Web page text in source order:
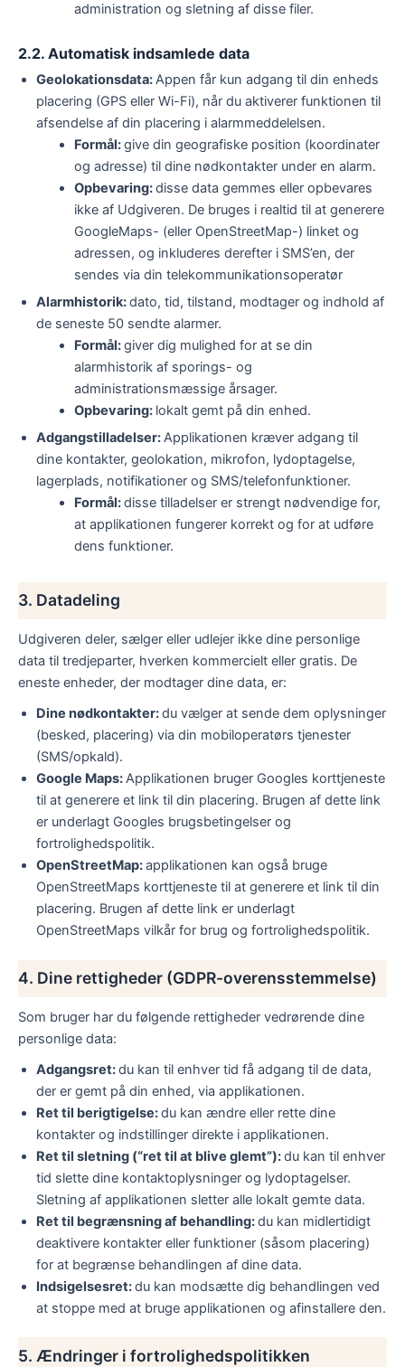
administration og sletning af disse filer.
2.2. Automatisk indsamlede data
Geolokationsdata:Appen får kun adgang til din enheds
placering (GPS eller Wi-Fi), når du aktiverer funktionen til
afsendelse af din placering i alarmmeddelelsen.
Formål:give din geografiske position (koordinater
og adresse) til dine nødkontakter under en alarm.
Opbevaring:disse data gemmes eller opbevares
ikke af Udgiveren. De bruges i realtid til at generere
GoogleMaps- (eller OpenStreetMap-) linket og
adressen, og inkluderes derefter i SMS’en, der
sendes via din telekommunikationsoperatør
Alarmhistorik:dato, tid, tilstand, modtager og indhold af
de seneste 50 sendte alarmer.
Formål:giver dig mulighed for at se din
alarmhistorik af sporings- og
administrationsmæssige årsager.
Opbevaring: lokalt gemt på din enhed.
Adgangstilladelser:Applikationen kræver adgang til
dine kontakter, geolokation, mikrofon, lydoptagelse,
lagerplads, notifikationer og SMS/telefonfunktioner.
Formål:disse tilladelser er strengt nødvendige for,
at applikationen fungerer korrekt og for at udføre
dens funktioner.
3. Datadeling
Udgiveren deler, sælger eller udlejer ikke dine personlige
data til tredjeparter, hverken kommercielt eller gratis. De
eneste enheder, der modtager dine data, er:
Dine nødkontakter:du vælger at sende dem oplysninger
(besked, placering) via din mobiloperatørs tjenester
(SMS/opkald).
Google Maps:Applikationen bruger Googles korttjeneste
til at generere et link til din placering. Brugen af dette link
er underlagt Googles brugsbetingelser og
fortrolighedspolitik.
OpenStreetMap:applikationen kan også bruge
OpenStreetMaps korttjeneste til at generere et link til din
placering. Brugen af dette link er underlagt
OpenStreetMaps vilkår for brug og fortrolighedspolitik.
4. Dine rettigheder (GDPR-overensstemmelse)
Som bruger har du følgende rettigheder vedrørende dine
personlige data:
Adgangsret:du kan til enhver tid få adgang til de data,
der er gemt på din enhed, via applikationen.
Ret til berigtigelse:du kan ændre eller rette dine
kontakter og indstillinger direkte i applikationen.
Ret til sletning (“ret til at blive glemt”):du kan til enhver
tid slette dine kontaktoplysninger og lydoptagelser.
Sletning af applikationen sletter alle lokalt gemte data.
Ret til begrænsning af behandling:du kan midlertidigt
deaktivere kontakter eller funktioner (såsom placering)
for at begrænse behandlingen af dine data.
Indsigelsesret:du kan modsætte dig behandlingen ved
at stoppe med at bruge applikationen og afinstallere den.
5. Ændringer i fortrolighedspolitikken